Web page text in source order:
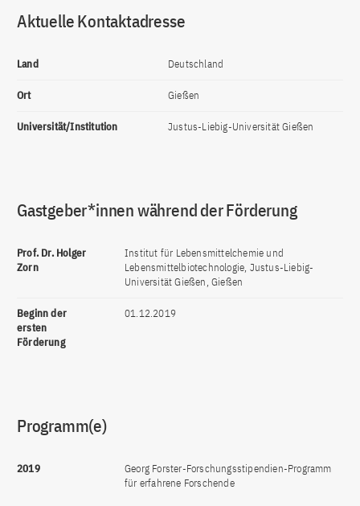
Aktuelle Kontaktadresse
Land Deutschland
Ort Gießen
Universität/Institution Justus-Liebig-Universität Gießen
Gastgeber*innen während der Förderung
Prof. Dr. Holger
Zorn
Institut für Lebensmittelchemie und
Lebensmittelbiotechnologie, Justus-Liebig-
Universität Gießen, Gießen
Beginn der
ersten
Förderung
01.12.2019
Programm(e)
2019
Georg Forster-Forschungsstipendien-Programm
für erfahrene Forschende